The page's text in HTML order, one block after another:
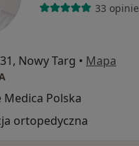
33 opinie
Nowy Targ • Mapa
Polska
ortopedyczna